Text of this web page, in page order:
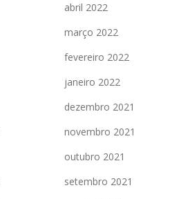
abril 2022
março 2022
fevereiro 2022
janeiro 2022
dezembro 2021
novembro 2021
outubro 2021
setembro 2021